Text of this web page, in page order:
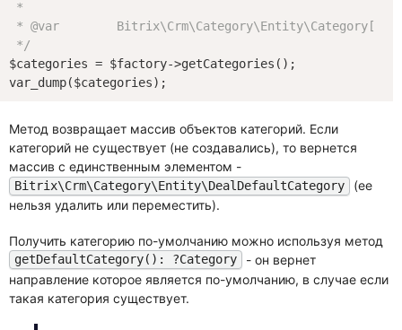
*
* @var
        Bitrix\Crm\Category\Entity\Category[]
*/
$categories = $factory->getCategories();
Метод возвращает массив объектов категорий. Если
категорий не существует (не создавались), то вернется
массив с единственным элементом -
Bitrix\Crm\Category\Entity\DealDefaultCategory
(ее
нельзя удалить или переместить).
Получить категорию по-умолчанию можно используя метод
getDefaultCategory(): ?Category
- он вернет
направление которое является по-умолчанию, в случае если
такая категория существует.